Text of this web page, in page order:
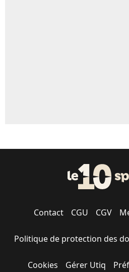
Contact CGU CGV
Politique de protection des
Cookies Gérer Utiq